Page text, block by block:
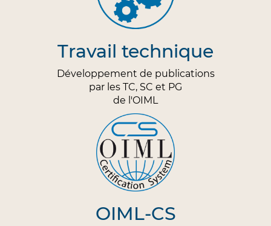
Travail technique
Développement de publications
par les TC, SC et PG
de l'OIML
OIML-CS